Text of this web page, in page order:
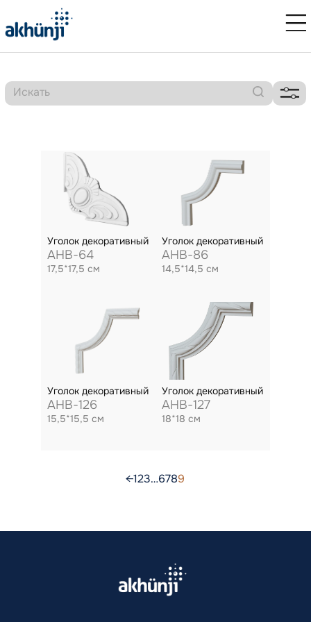
Уголок декоративный
AHB-64
17,5*17,5 см
Уголок декоративный
AHB-86
14,5*14,5 см
Уголок декоративный
AHB-126
15,5*15,5 см
Уголок декоративный
AHB-127
18*18 см
←123…6789